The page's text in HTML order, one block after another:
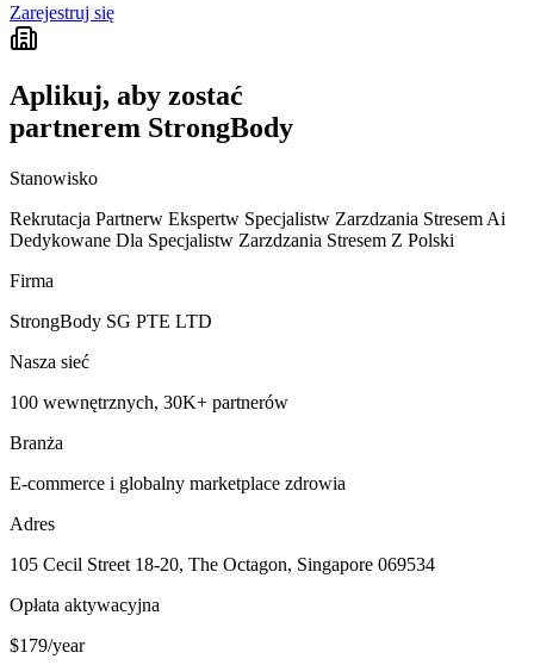
Zarejestruj się
Aplikuj, aby zostać
partnerem StrongBody
Stanowisko
Rekrutacja Partnerw Ekspertw Specjalistw Zarzdzania Stresem Ai
Dedykowane Dla Specjalistw Zarzdzania Stresem Z Polski
Firma
StrongBody SG PTE LTD
Nasza sieć
100 wewnętrznych, 30K+ partnerów
Branża
E-commerce i globalny marketplace zdrowia
Adres
105 Cecil Street 18-20, The Octagon, Singapore 069534
Opłata aktywacyjna
$179/year